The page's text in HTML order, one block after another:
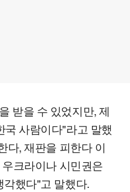
받을 수 있었지만, 제
국 사람이다"라고 말했
다, 재판을 피한다 이
크라이나 시민권은
각했다"고 말했다.